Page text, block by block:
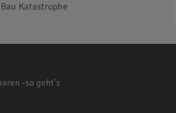
Katastrophe
-so geht's